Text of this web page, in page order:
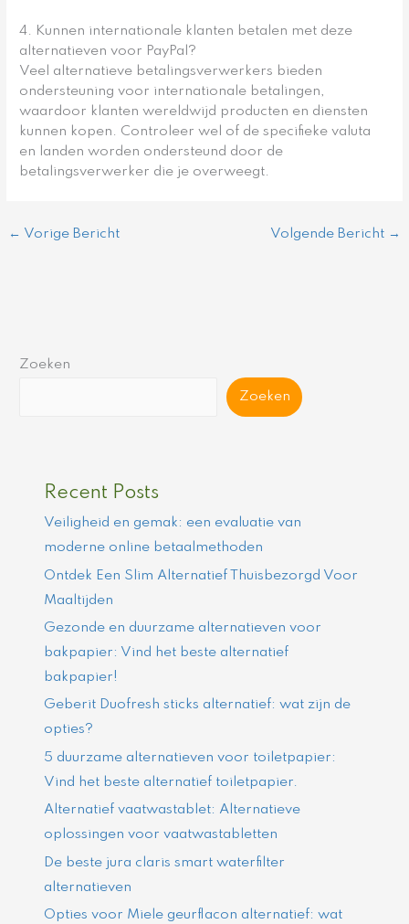
4. Kunnen internationale klanten betalen met deze
alternatieven voor PayPal?
Veel alternatieve betalingsverwerkers bieden
ondersteuning voor internationale betalingen,
waardoor klanten wereldwijd producten en diensten
kunnen kopen. Controleer wel of de specifieke valuta
en landen worden ondersteund door de
betalingsverwerker die je overweegt.
← Vorige Bericht Volgende Bericht →
Zoeken
Zoeken
Recent Posts
Veiligheid en gemak: een evaluatie van
moderne online betaalmethoden
Ontdek Een Slim Alternatief Thuisbezorgd Voor
Maaltijden
Gezonde en duurzame alternatieven voor
bakpapier: Vind het beste alternatief
bakpapier!
Geberit Duofresh sticks alternatief: wat zijn de
opties?
5 duurzame alternatieven voor toiletpapier:
Vind het beste alternatief toiletpapier.
Alternatief vaatwastablet: Alternatieve
oplossingen voor vaatwastabletten
De beste jura claris smart waterfilter
alternatieven
Opties voor Miele geurflacon alternatief: wat